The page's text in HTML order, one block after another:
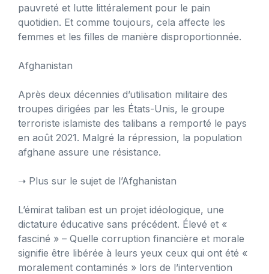
pauvreté et lutte littéralement pour le pain
quotidien. Et comme toujours, cela affecte les
femmes et les filles de manière disproportionnée.
Afghanistan
Après deux décennies d’utilisation militaire des
troupes dirigées par les États-Unis, le groupe
terroriste islamiste des talibans a remporté le pays
en août 2021. Malgré la répression, la population
afghane assure une résistance.
➝ Plus sur le sujet de l’Afghanistan
L’émirat taliban est un projet idéologique, une
dictature éducative sans précédent. Élevé et «
fasciné » – Quelle corruption financière et morale
signifie être libérée à leurs yeux ceux qui ont été «
moralement contaminés » lors de l’intervention